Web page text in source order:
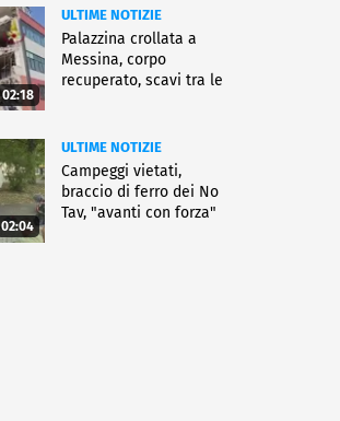
02:18
ULTIME NOTIZIE
Palazzina crollata a
Messina, corpo
recuperato, scavi tra le
02:04
ULTIME NOTIZIE
Campeggi vietati,
braccio di ferro dei No
Tav, "avanti con forza"